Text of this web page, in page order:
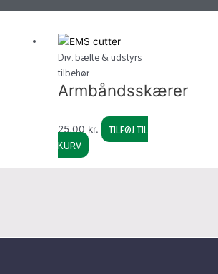
Div. bælte & udstyrs
tilbehør
Armbåndsskærer
25,00 kr.
TILFØJ TIL
KURV